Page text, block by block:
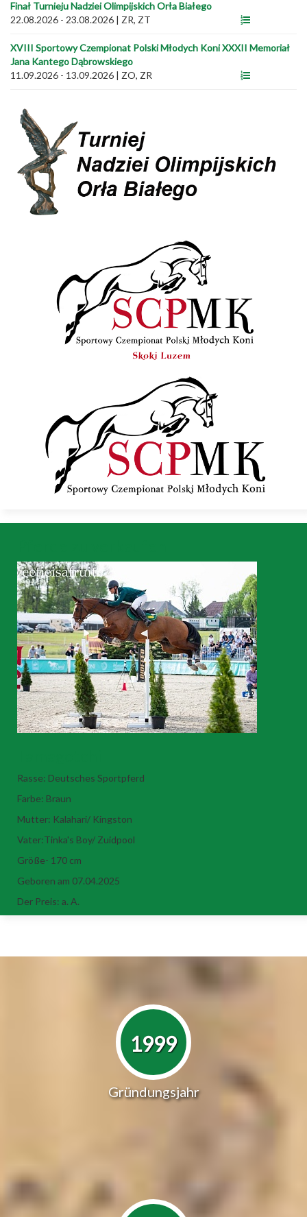
Finał Turnieju Nadziei Olimpijskich Orła Białego
22.08.2026 - 23.08.2026 | ZR, ZT
XVIII Sportowy Czempionat Polski Młodych Koni XXXII Memoriał
Jana Kantego Dąbrowskiego
11.09.2026 - 13.09.2026 | ZO, ZR
Rasse: Deutsches Sportpferd
Farbe: Braun
Mutter: Kalahari/ Kingston
Vater:Tinka's Boy/ Zuidpool
Größe- 170 cm
Geboren am 07.04.2025
Der Preis: a. A.
1999
Gründungsjahr